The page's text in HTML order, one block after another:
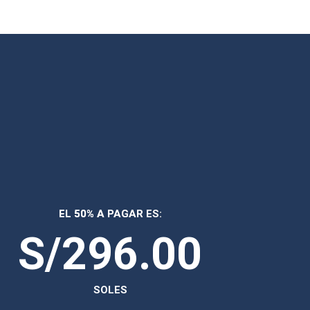
EL 50% A PAGAR ES:
S/296.00
SOLES